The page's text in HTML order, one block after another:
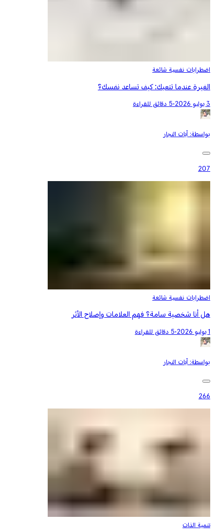
اضطرابات نفسية شائعة
الغيرة عندما تتعبك: كيف تساعد نفسك؟
3 يوليو 2026 •5 دقائق للقراءة
بواسطة: آيات النجار
207
اضطرابات نفسية شائعة
هل أنا شخصية سامة؟ فهم العلامات وإصلاح الأثر
1 يوليو 2026 •5 دقائق للقراءة
بواسطة: آيات النجار
266
تنمية الذات